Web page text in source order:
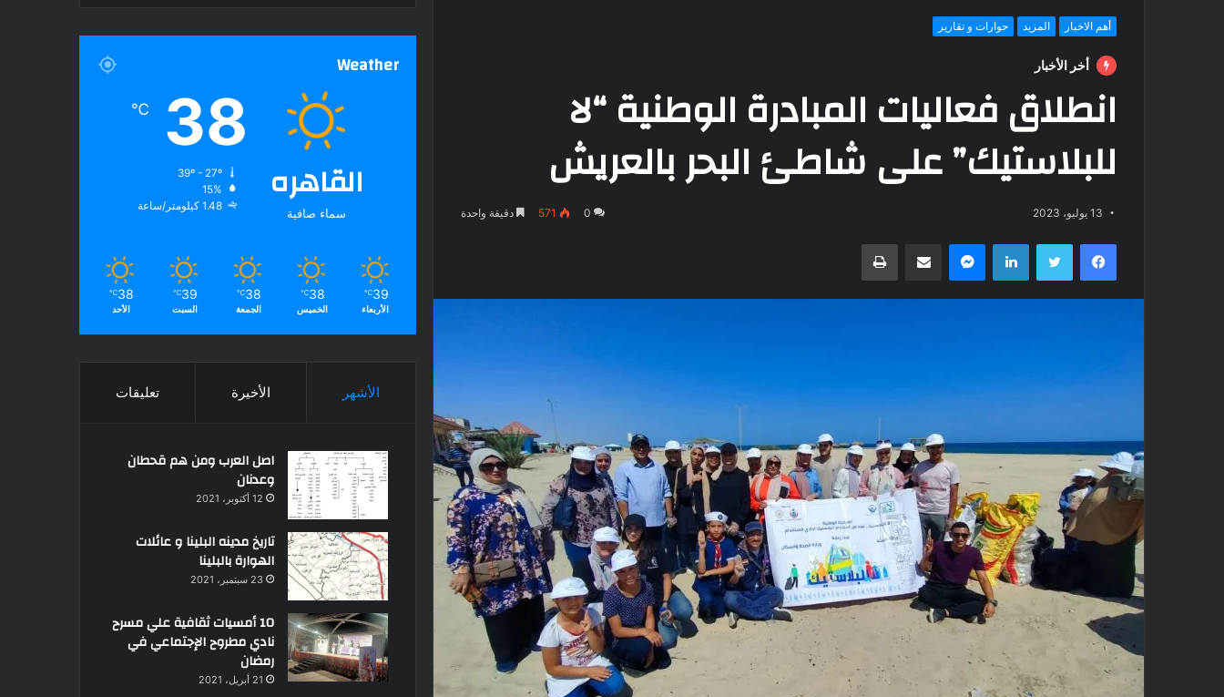
أهم الاخبار المزيد حوارات و تقارير
أخر الأخبار
انطلاق فعاليات المبادرة الوطنية “لا
للبلاستيك” على شاطئ البحر بالعريش
13 يوليو، 2023 0
571 دقيقة واحدة
فيسبوك تويتر لينكدإن ماسنجر مشاركة عبر البريد طباعة
Weather
القاهره
سماء صافية
38
℃
15%
1.48 كيلومتر/ساعة
39
℃
الأربعاء
38
℃
الخميس
38
℃
الجمعة
39
℃
السبت
38
℃
الأحد
الأشهر الأخيرة تعليقات
اصل العرب ومن هم قحطان
وعدنان
12 أكتوبر، 2021
تاريخ مدينه البلينا و عائلات
الهوارة بالبلينا
23 سبتمبر، 2021
10 أمسيات ثقافية علي مسرح
نادي مطروح الإجتماعي في
رمضان
21 أبريل، 2021